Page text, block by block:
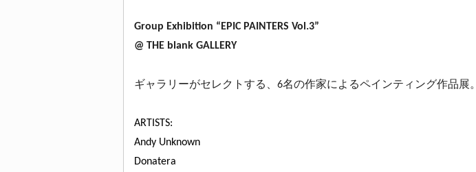
Group Exhibition “EPIC PAINTERS Vol.3”
@ THE blank GALLERY
ギャラリーがセレクトする、6名の作家によるペインティング作品展。
ARTISTS:
Andy Unknown
Donatera